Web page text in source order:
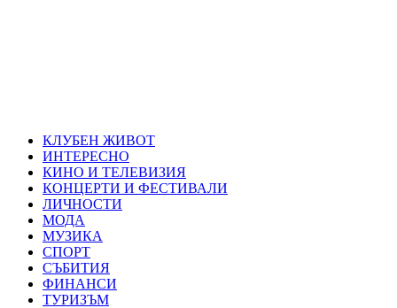
КЛУБЕН ЖИВОТ
ИНТЕРЕСНО
КИНО И ТЕЛЕВИЗИЯ
КОНЦЕРТИ И ФЕСТИВАЛИ
ЛИЧНОСТИ
МОДА
МУЗИКА
СПОРТ
СЪБИТИЯ
ФИНАНСИ
ТУРИЗЪМ